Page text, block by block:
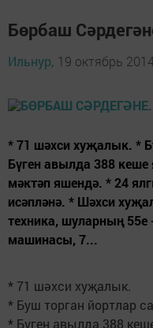
Бөрбаш
Ильнур, 19 октябрь
* 71 шәхси хуҗалык. *
Бүген авылда 388
мәктәп яшендә. * 24
исәпләнә. * Шәхси
техника, шуларның
машинасы, 7...
* 71 шәхси хуҗалык.
* Буш торган йортлар
* Бүген авылда 388